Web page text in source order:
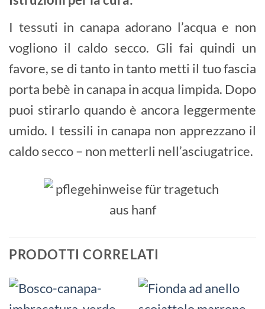
I tessuti in canapa adorano l’acqua e non
vogliono il caldo secco. Gli fai quindi un
favore, se di tanto in tanto metti il tuo fascia
porta bebè in canapa in acqua limpida. Dopo
puoi stirarlo quando è ancora leggermente
umido. I tessili in canapa non apprezzano il
caldo secco – non metterli nell’asciugatrice.
PRODOTTI CORRELATI